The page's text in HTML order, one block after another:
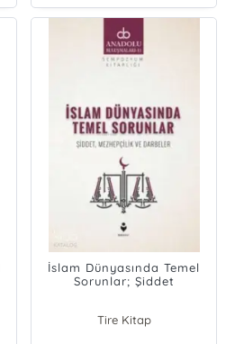
İslam Dünyasında Temel
Sorunlar; Şiddet
Tire Kitap